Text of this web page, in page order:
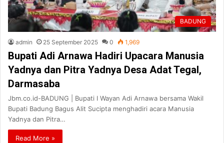
BADUNG
admin 25 September 2025 0 1,969
Bupati Adi Arnawa Hadiri Upacara Manusia
Yadnya dan Pitra Yadnya Desa Adat Tegal,
Darmasaba
Jbm.co.id-BADUNG | Bupati I Wayan Adi Arnawa bersama Wakil
Bupati Badung Bagus Alit Sucipta menghadiri acara Manusia
Yadnya dan Pitra…
Read More »